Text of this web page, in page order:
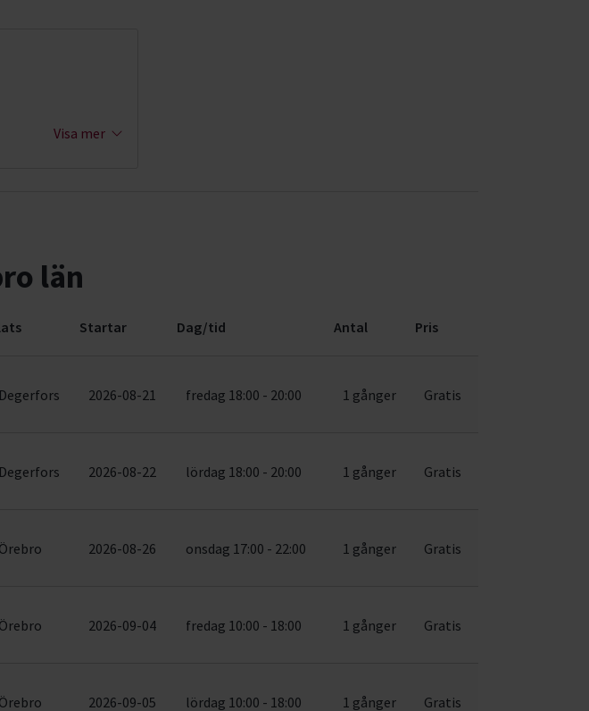
Visa mer
län
Startar Dag/tid Antal Pris
Degerfors 2026-08-21 fredag 18:00 - 20:00 1 gånger Gratis
Degerfors 2026-08-22 lördag 18:00 - 20:00 1 gånger Gratis
Örebro 2026-08-26 onsdag 17:00 - 22:00 1 gånger Gratis
Örebro 2026-09-04 fredag 10:00 - 18:00 1 gånger Gratis
Örebro 2026-09-05 lördag 10:00 - 18:00 1 gånger Gratis